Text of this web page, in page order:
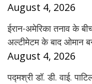
August 4, 2026
ईरान-अमेरिका तनाव के
अल्टीमेटम के बाद ओमान
August 4, 2026
पद्मश्री डॉ. डी. वाई.